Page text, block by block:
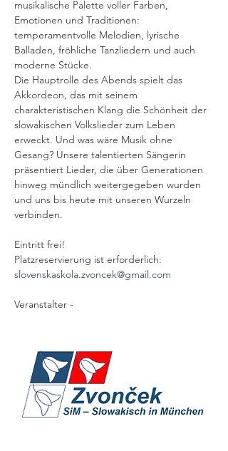
musikalische Palette voller Farben,
Emotionen und Traditionen:
temperamentvolle Melodien, lyrische
Balladen, fröhliche Tanzliedern und auch
moderne Stücke.
Die Hauptrolle des Abends spielt das
Akkordeon, das mit seinem
charakteristischen Klang die Schönheit der
slowakischen Volkslieder zum Leben
erweckt. Und was wäre Musik ohne
Gesang? Unsere talentierten Sängerin
präsentiert Lieder, die über Generationen
hinweg mündlich weitergegeben wurden
und uns bis heute mit unseren Wurzeln
verbinden.
Eintritt frei!
Platzreservierung ist erforderlich:
slovenskaskola.zvoncek@gmail.com
Veranstalter -